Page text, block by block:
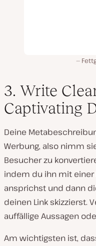
3. Write
Captivating
Deine
Werbung, also nimm
Besucher zu
indem du ihn mit einer
ansprichst und dann
deinen Link skizzierst.
auffällige Aussagen
Am wichtigsten ist,